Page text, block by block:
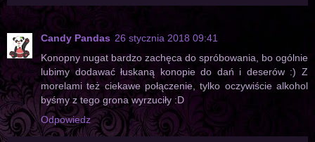
Candy Pandas 26 stycznia 2018 09:41
Konopny nugat bardzo zachęca do spróbowania, bo ogólnie
lubimy dodawać łuskaną konopie do dań i deserów :) Z
morelami też ciekawe połączenie, tylko oczywiście alkohol
byśmy z tego grona wyrzuciły :D
Odpowiedz